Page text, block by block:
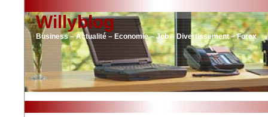
Willyblog
Business – Actualité – Economie – Job – Divertissement – Forex